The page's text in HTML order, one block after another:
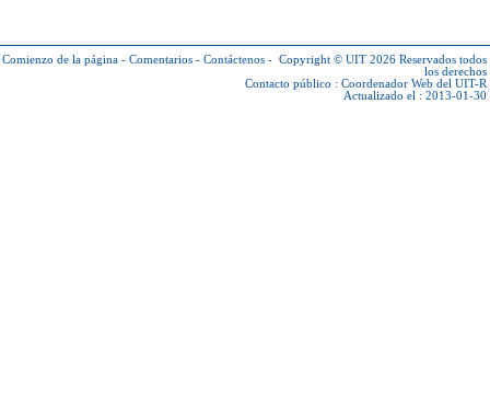
Comienzo de la página - Comentarios - Contáctenos - Copyright © UIT 2026 Reservados todos
los derechos
Contacto público : Coordenador Web del UIT-R
Actualizado el : 2013-01-30